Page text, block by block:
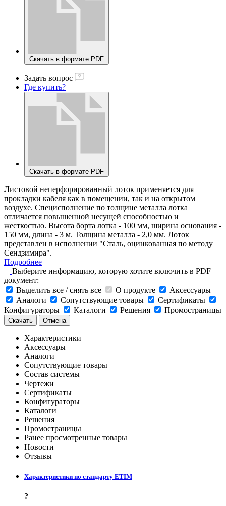
Скачать в формате PDF
Задать вопрос
Где купить?
Скачать в формате PDF
Листовой неперфорированный лоток применяется для
прокладки кабеля как в помещении, так и на открытом
воздухе. Специсполнение по толщине металла лотка
отличается повышенной несущей способностью и
жесткостью. Высота борта лотка - 100 мм, ширина основания -
150 мм, длина - 3 м. Толщина металла - 2,0 мм. Лоток
представлен в исполнении "Сталь, оцинкованная по методу
Сендзимира".
Подробнее
Выберите информацию, которую хотите включить в PDF
документ:
Выделить все / снять все
О продукте
Аксессуары
Аналоги
Сопутствующие товары
Сертификаты
Конфигураторы
Каталоги Решения Промостраницы
Скачать Отмена
Характеристики
Аксессуары
Аналоги
Сопутствующие товары
Состав системы
Чертежи
Сертификаты
Конфигураторы
Каталоги
Решения
Промостраницы
Ранее просмотренные товары
Новости
Отзывы
Характеристики по стандарту ETIM
?